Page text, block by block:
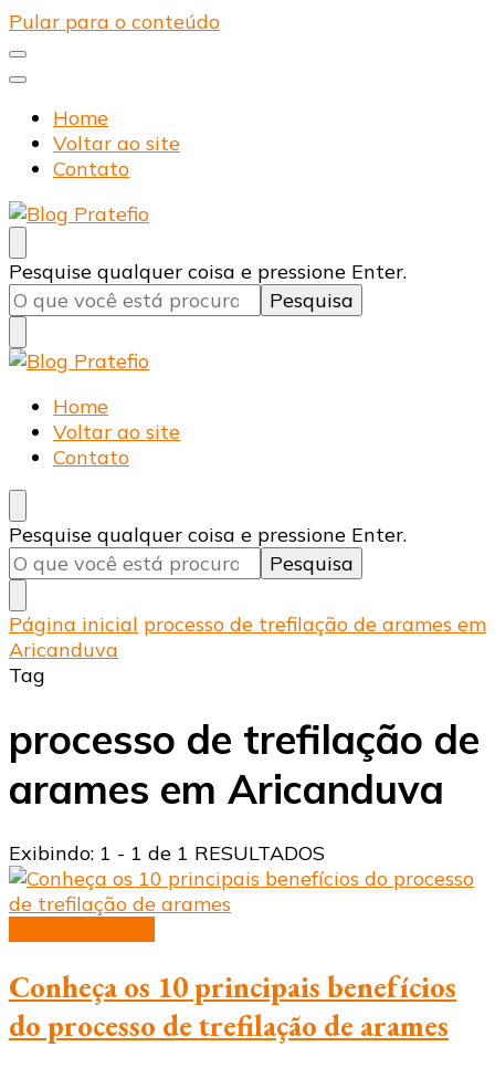
Pular para o conteúdo
Home
Voltar ao site
Contato
Blog Pratefio
Arames e Telas de Qualidade
Procurando
algo?
Pesquise qualquer coisa e pressione Enter.
Blog Pratefio
Arames e Telas de Qualidade
Home
Voltar ao site
Contato
Procurando
algo?
Pesquise qualquer coisa e pressione Enter.
Página inicial processo de trefilação de arames em
Aricanduva
Tag
processo de trefilação de
arames em Aricanduva
Exibindo: 1 - 1 de 1 RESULTADOS
Conheça os 10 principais benefícios
do processo de trefilação de arames